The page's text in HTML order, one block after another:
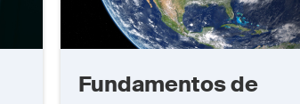
Fundamentos de